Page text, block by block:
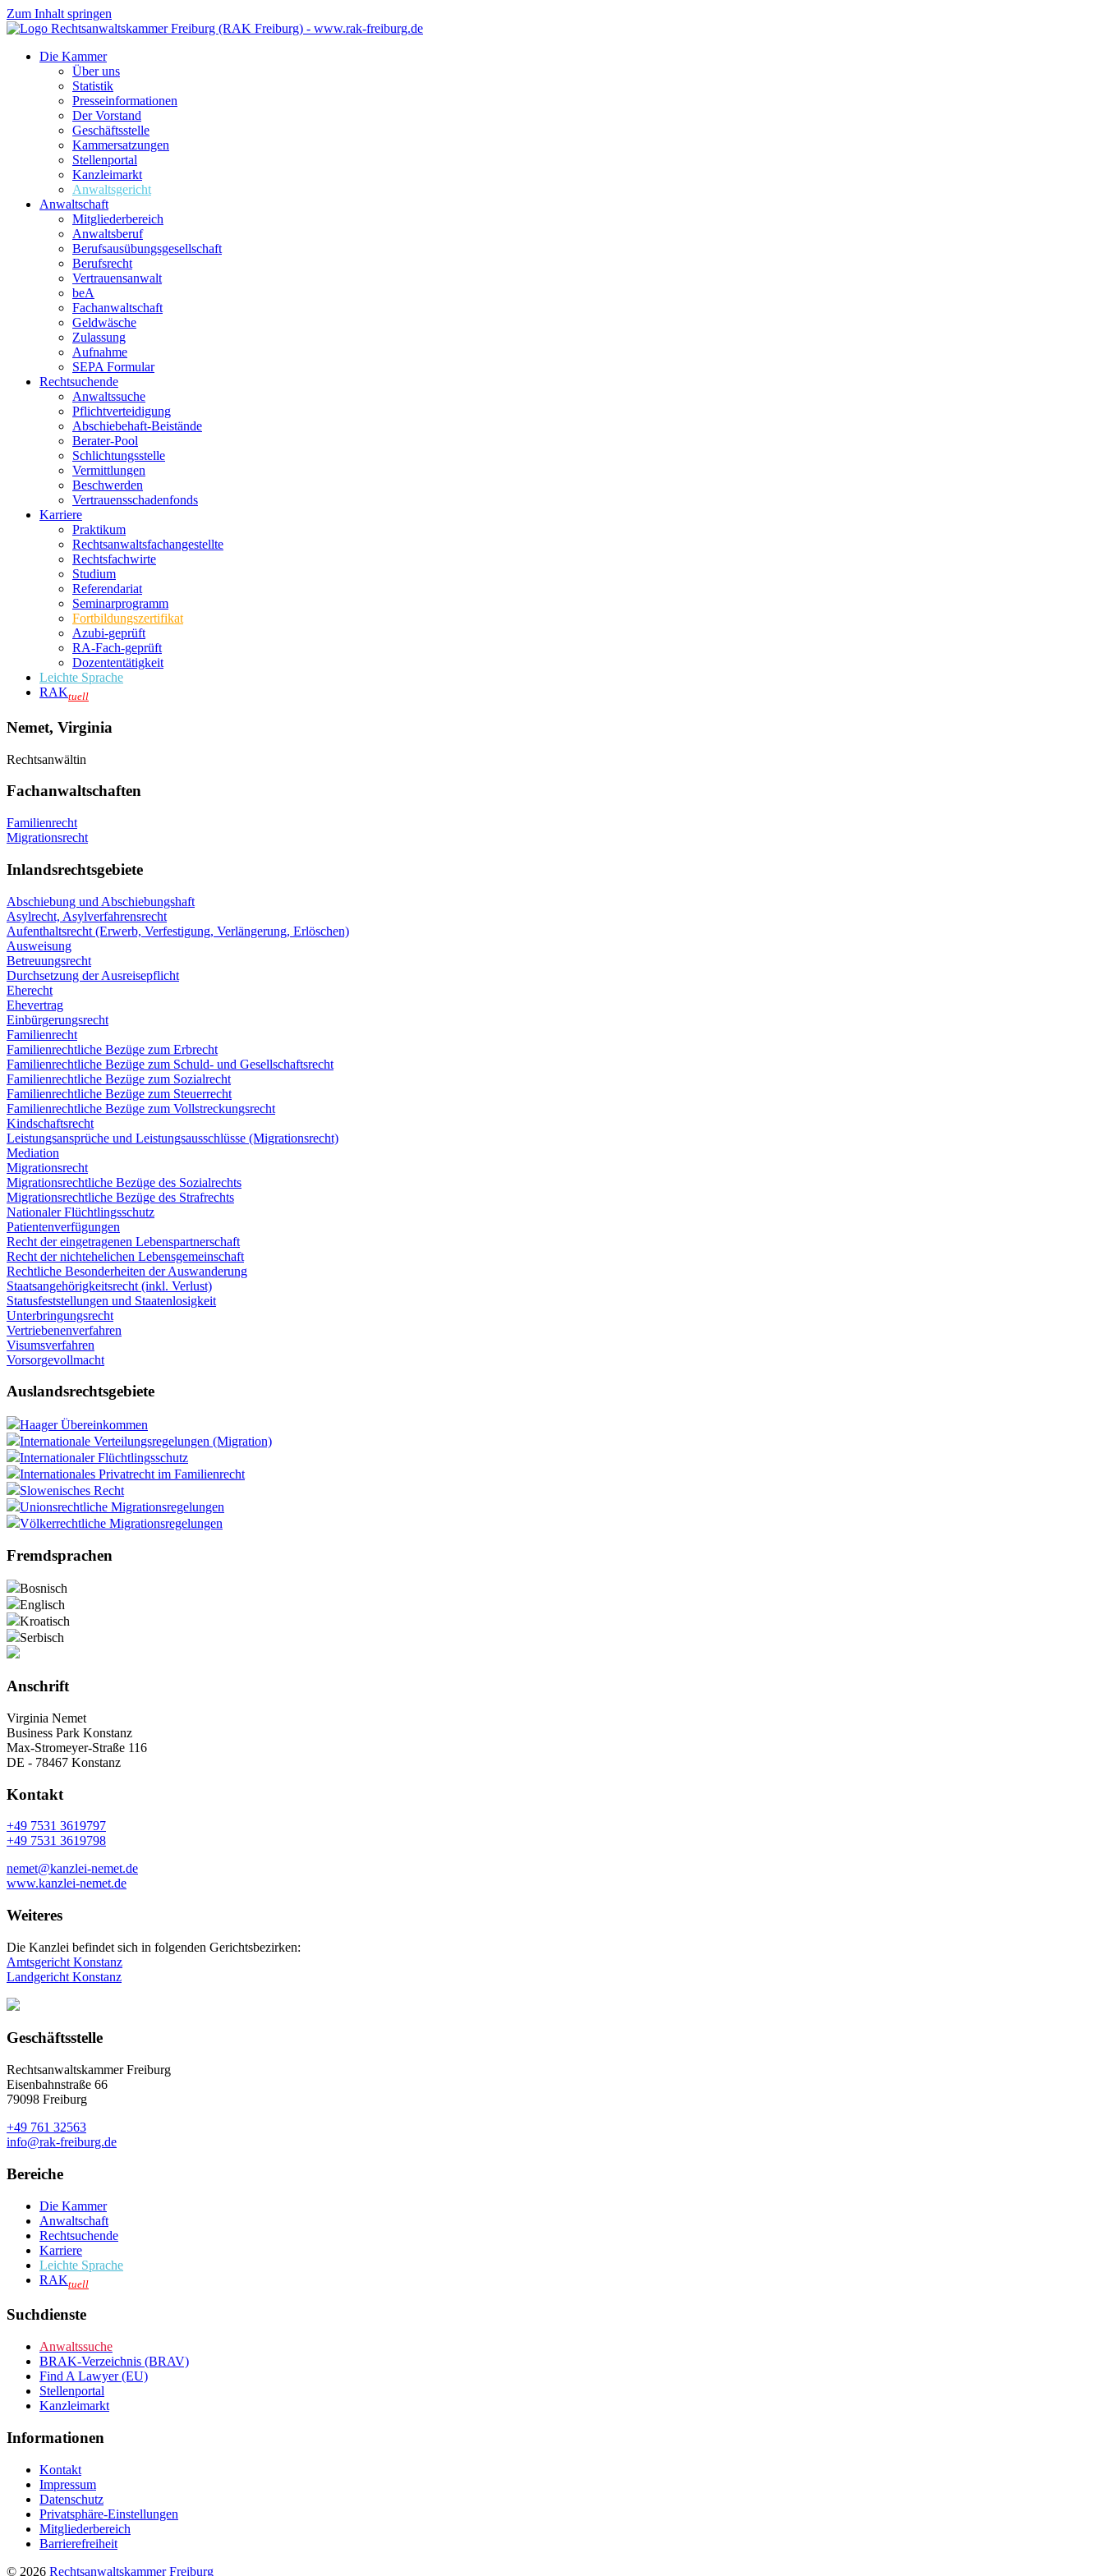
Zum Inhalt springen
Die Kammer
Über uns
Statistik
Presseinformationen
Der Vorstand
Geschäftsstelle
Kammersatzungen
Stellenportal
Kanzleimarkt
Anwaltsgericht
Anwaltschaft
Mitgliederbereich
Anwaltsberuf
Berufsausübungs­gesellschaft
Berufsrecht
Vertrauensanwalt
beA
Fachanwaltschaft
Geldwäsche
Zulassung
Aufnahme
SEPA Formular
Rechtsuchende
Anwaltssuche
Pflichtverteidigung
Abschiebehaft-Beistände
Berater-Pool
Schlichtungsstelle
Vermittlungen
Beschwerden
Vertrauensschadenfonds
Karriere
Praktikum
Rechtsanwalts­fachangestellte
Rechtsfachwirte
Studium
Referendariat
Seminarprogramm
Fortbildungszertifikat
Azubi-geprüft
RA-Fach-geprüft
Dozententätigkeit
Leichte Sprache
RAKtuell
Nemet, Virginia
Rechtsanwältin
Fachanwaltschaften
Familienrecht
Migrationsrecht
Inlandsrechtsgebiete
Abschiebung und Abschiebungshaft
Asylrecht, Asylverfahrensrecht
Aufenthaltsrecht (Erwerb, Verfestigung, Verlängerung, Erlöschen)
Ausweisung
Betreuungsrecht
Durchsetzung der Ausreisepflicht
Eherecht
Ehevertrag
Einbürgerungsrecht
Familienrecht
Familienrechtliche Bezüge zum Erbrecht
Familienrechtliche Bezüge zum Schuld- und Gesellschaftsrecht
Familienrechtliche Bezüge zum Sozialrecht
Familienrechtliche Bezüge zum Steuerrecht
Familienrechtliche Bezüge zum Vollstreckungsrecht
Kindschaftsrecht
Leistungsansprüche und Leistungsausschlüsse (Migrationsrecht)
Mediation
Migrationsrecht
Migrationsrechtliche Bezüge des Sozialrechts
Migrationsrechtliche Bezüge des Strafrechts
Nationaler Flüchtlingsschutz
Patientenverfügungen
Recht der eingetragenen Lebenspartnerschaft
Recht der nichtehelichen Lebensgemeinschaft
Rechtliche Besonderheiten der Auswanderung
Staatsangehörigkeitsrecht (inkl. Verlust)
Statusfeststellungen und Staatenlosigkeit
Unterbringungsrecht
Vertriebenenverfahren
Visumsverfahren
Vorsorgevollmacht
Auslandsrechtsgebiete
Haager Übereinkommen
Internationale Verteilungsregelungen (Migration)
Internationaler Flüchtlingsschutz
Internationales Privatrecht im Familienrecht
Slowenisches Recht
Unionsrechtliche Migrationsregelungen
Völkerrechtliche Migrationsregelungen
Fremdsprachen
Bosnisch
Englisch
Kroatisch
Serbisch
Anschrift
Virginia Nemet
Business Park Konstanz
Max-Stromeyer-Straße 116
DE - 78467 Konstanz
Kontakt
+49 7531 3619797
+49 7531 3619798
nemet@kanzlei-nemet.de
www.kanzlei-nemet.de
Weiteres
Die Kanzlei befindet sich in folgenden Gerichtsbezirken:
Amtsgericht Konstanz
Landgericht Konstanz
Geschäftsstelle
Rechtsanwaltskammer Freiburg
Eisenbahnstraße 66
79098 Freiburg
+49 761 32563
info@rak-freiburg.de
Bereiche
Die Kammer
Anwaltschaft
Rechtsuchende
Karriere
Leichte Sprache
RAKtuell
Suchdienste
Anwaltssuche
BRAK-Verzeichnis (BRAV)
Find A Lawyer (EU)
Stellenportal
Kanzleimarkt
Informationen
Kontakt
Impressum
Datenschutz
Privatsphäre-Einstellungen
Mitgliederbereich
Barrierefreiheit
© 2026 Rechtsanwaltskammer Freiburg